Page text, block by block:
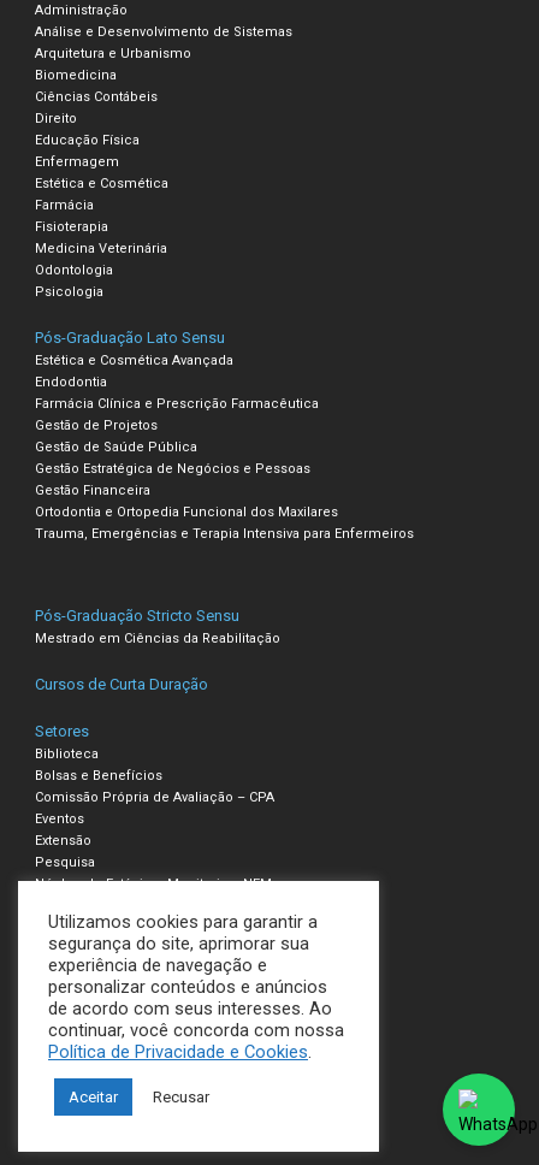
Administração
Análise e Desenvolvimento de Sistemas
Arquitetura e Urbanismo
Biomedicina
Ciências Contábeis
Direito
Educação Física
Enfermagem
Estética e Cosmética
Farmácia
Fisioterapia
Medicina Veterinária
Odontologia
Psicologia
Pós-Graduação Lato Sensu
Estética e Cosmética Avançada
Endodontia
Farmácia Clínica e Prescrição Farmacêutica
Gestão de Projetos
Gestão de Saúde Pública
Gestão Estratégica de Negócios e Pessoas
Gestão Financeira
Ortodontia e Ortopedia Funcional dos Maxilares
Trauma, Emergências e Terapia Intensiva para Enfermeiros
Pós-Graduação Stricto Sensu
Mestrado em Ciências da Reabilitação
Cursos de Curta Duração
Setores
Biblioteca
Bolsas e Benefícios
Comissão Própria de Avaliação – CPA
Eventos
Extensão
Pesquisa
Núcleo de Estágio e Monitoria – NEM
Compliance – Ouvidoria
Política de Privacidade e Cookies
Termos de Uso
UNILAVRAS
Utilizamos cookies para garantir a
segurança do site, aprimorar sua
experiência de navegação e
personalizar conteúdos e anúncios
de acordo com seus interesses. Ao
continuar, você concorda com nossa
Política de Privacidade e Cookies.
Aceitar Recusar